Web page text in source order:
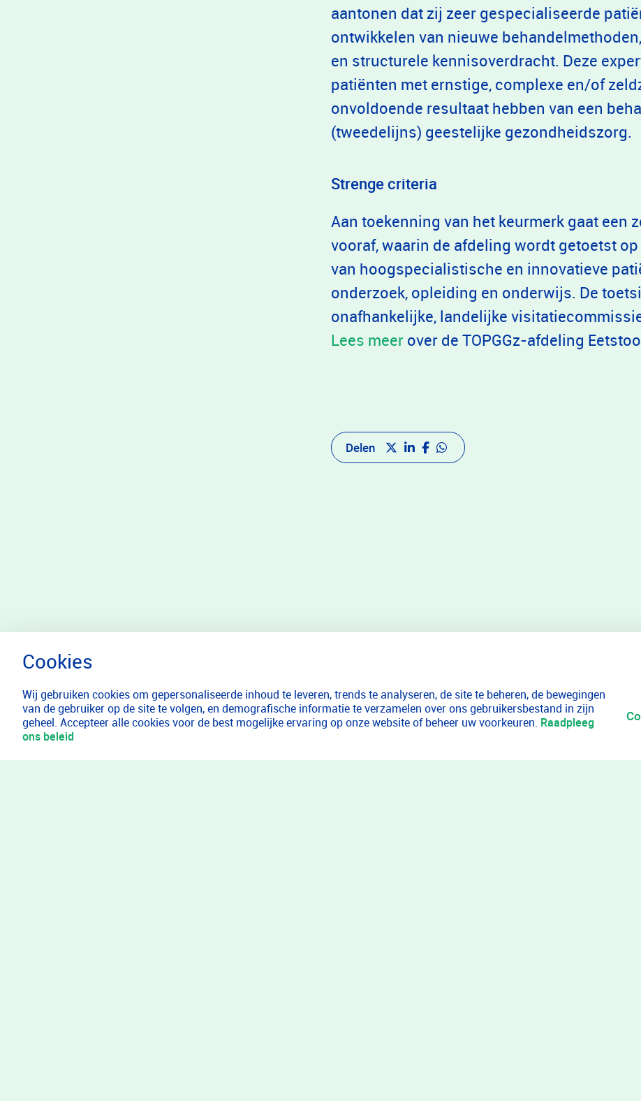
aantonen dat zij zeer gespecialiseerde
ontwikkelen van nieuwe
en structurele kennisoverdracht. Deze
patiënten met ernstige, complexe en/of
onvoldoende resultaat hebben van een
(tweedelijns) geestelijke gezondheidszorg.
Strenge criteria
Aan toekenning van het keurmerk gaat een
vooraf, waarin de afdeling wordt getoetst
van hoogspecialistische en innovatieve
onderzoek, opleiding en onderwijs. De
onafhankelijke, landelijke
Lees meer over de TOPGGz-afdeling
Delen
Wij gebruiken cookies om gepersonaliseerde inhoud te leveren, trends te analyseren, de site te beheren, de bewegingen
van de gebruiker op de site te volgen, en demografische informatie te verzamelen over ons gebruikersbestand in zijn
geheel. Accepteer alle cookies voor de best mogelijke ervaring op onze website of beheer uw voorkeuren. Raadpleeg
ons beleid